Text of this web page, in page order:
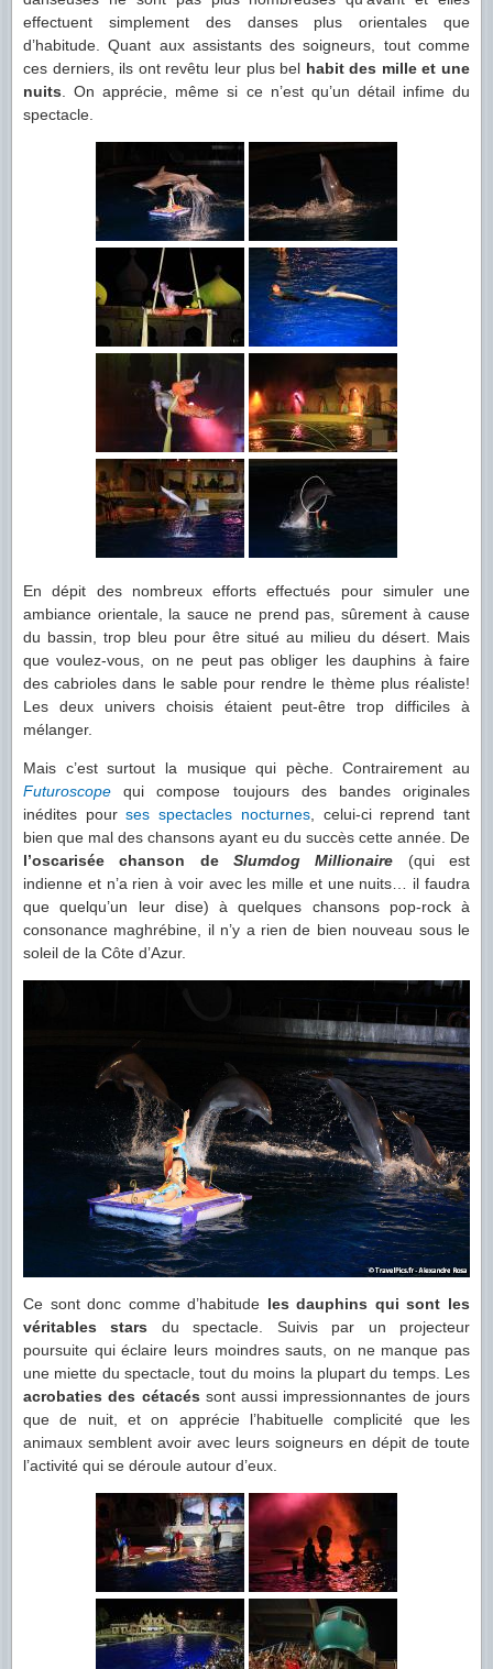
effectuent simplement des danses plus orientales que
d’habitude. Quant aux assistants des soigneurs, tout comme
ces derniers, ils ont revêtu leur plus bel habit des mille et une
nuits . On apprécie, même si ce n’est qu’un détail infime du
spectacle.
En dépit des nombreux efforts effectués pour simuler une
ambiance orientale, la sauce ne prend pas, sûrement à cause
du bassin, trop bleu pour être situé au milieu du désert. Mais
que voulez-vous, on ne peut pas obliger les dauphins à faire
des cabrioles dans le sable pour rendre le thème plus réaliste!
Les deux univers choisis étaient peut-être trop difficiles à
mélanger.
Mais c’est surtout la musique qui pèche. Contrairement au
Futuroscope
qui compose toujours des bandes originales
inédites pourses spectacles nocturnes, celui-ci reprend tant
bien que mal des chansons ayant eu du succès cette année. De
l’oscarisée chanson de Slumdog Millionaire (qui est
indienne et n’a rien à voir avec les mille et une nuits… il faudra
que quelqu’un leur dise) à quelques chansons pop-rock à
consonance maghrébine, il n’y a rien de bien nouveau sous le
soleil de la Côte d’Azur.
Ce sont donc comme d’habitude les dauphins qui sont les
véritables stars du spectacle. Suivis par un projecteur
poursuite qui éclaire leurs moindres sauts, on ne manque pas
une miette du spectacle, tout du moins la plupart du temps. Les
acrobaties des cétacés sont aussi impressionnantes de jours
que de nuit, et on apprécie l’habituelle complicité que les
animaux semblent avoir avec leurs soigneurs en dépit de toute
l’activité qui se déroule autour d’eux.